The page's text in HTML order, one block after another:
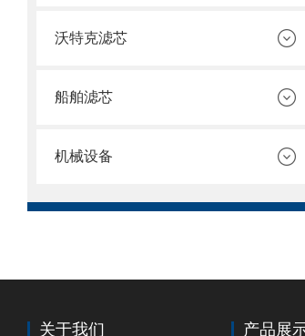
沃特克滤芯
船舶滤芯
机械设备
关于我们 产品展